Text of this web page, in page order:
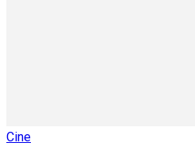
Cine